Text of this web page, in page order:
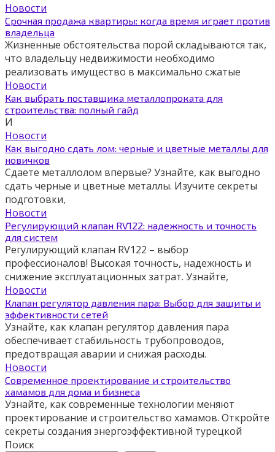
Новости
Срочная продажа квартиры: когда время играет против
владельца
Жизненные обстоятельства порой складываются так,
что владельцу недвижимости необходимо
реализовать имущество в максимально сжатые
Новости
Как выбрать поставщика металлопроката для
строительства: полный гайд
И
Новости
Как выгодно сдать лом: черные и цветные металлы для
новичков
Сдаете металлолом впервые? Узнайте, как выгодно
сдать черные и цветные металлы. Изучите секреты
подготовки,
Новости
Регулирующий клапан RV122: надежность и точность
для систем
Регулирующий клапан RV122 – выбор
профессионалов! Высокая точность, надежность и
снижение эксплуатационных затрат. Узнайте,
Новости
Клапан регулятор давления пара: Выбор для защиты и
эффективности сетей
Узнайте, как клапан регулятор давления пара
обеспечивает стабильность трубопроводов,
предотвращая аварии и снижая расходы.
Новости
Современное проектирование и строительство
хамамов для дома и бизнеса
Узнайте, как современные технологии меняют
проектирование и строительство хамамов. Откройте
секреты создания энергоэффективной турецкой
Поиск